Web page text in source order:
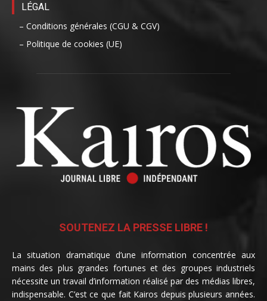
LÉGAL
– Conditions générales (CGU & CGV)
– Politique de cookies (UE)
SOUTENEZ LA PRESSE LIBRE !
La situation dramatique d’une information concentrée aux
mains des plus grandes fortunes et des groupes industriels
nécessite un travail d’information réalisé par des médias libres,
indispensable. C’est ce que fait Kairos depuis plusieurs années.